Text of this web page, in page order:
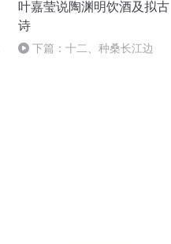
叶嘉莹说陶渊明饮酒及拟古
诗
下篇：十二、种桑长江边